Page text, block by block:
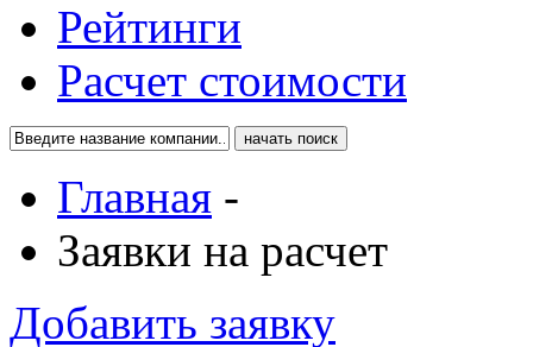
Рейтинги
Расчет стоимости
Главная -
Заявки на расчет
Добавить заявку